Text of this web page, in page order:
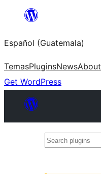
content
Español (Guatemala)
TemasPluginsNewsAbout
Get WordPress
Search